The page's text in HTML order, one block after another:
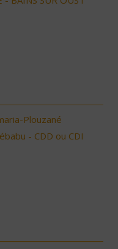
Plouzané
- CDD ou CDI